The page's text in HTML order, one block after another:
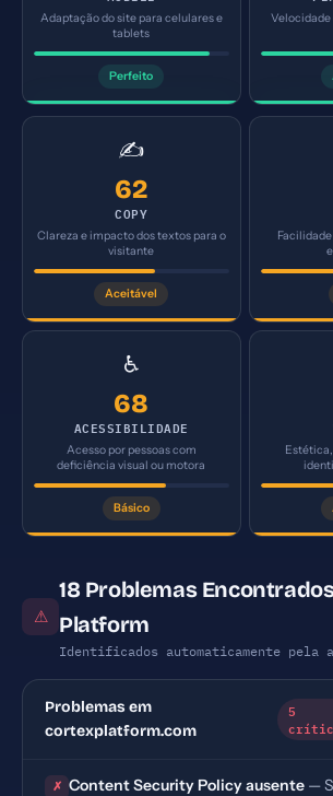
Adaptação do site para celulares e
tablets
Perfeito
Velocidade
✍️
62
COPY
Clareza e impacto dos textos para o
visitante
Aceitável
♿
68
ACESSIBILIDADE
Acesso por pessoas com
deficiência visual ou motora
Básico
⚠
18 Problemas
Platform
Identificados automaticamente pela
Problemas em
cortexplatform.com
5
✗ Content Security Policy ausente —